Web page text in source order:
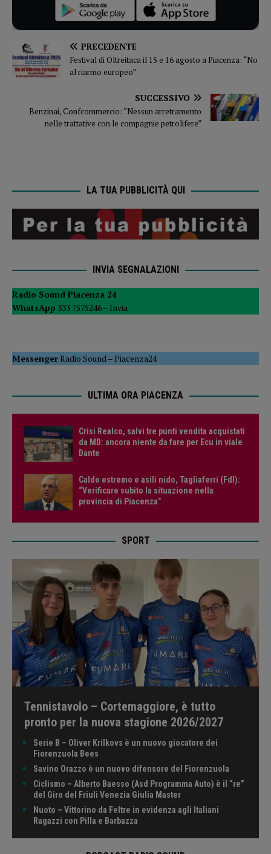
PRECEDENTE
Festival di Oltreitaca il 15 e 16 agosto a Piacenza: “No
al riarmo europeo”
SUCCESSIVO
Benzinai, Confcommercio: “Nessun arretramento
nelle trattative con le compagnie petrolifere”
LA TUA PUBBLICITÀ QUI
INVIA SEGNALAZIONI
Radio Sound Piacenza 24
WhatsApp 333 7575246 – Invia
MessengerRadio Sound–Piacenza24
ULTIMA ORA PIACENZA
Crisi Realco, salvi tre punti vendita acquistati
da MD: ancora niente da fare per Ecu in viale
Dante
Caldo estremo e asili nido, Tagliaferri (FdI):
“Verificare subito la situazione nella
provincia di Piacenza”
SPORT
Tennistavolo – Cortemaggiore, è tutto
pronto per la nuova stagione 2026/2027
Serie B – Oliver Krilkovs è un nuovo giocatore dei
Fiorenzuola Bees
Savino Orazzo è un nuovo difensore del Fiorenzuola
Ciclismo – Alberto Baesso (Asd Programma Auto) è il “re”
del Giro del Friuli Venezia Giulia Master
Nuoto – Vittorino da Feltre in evidenza agli Italiani
Ragazzi con Pilla e Barbazza